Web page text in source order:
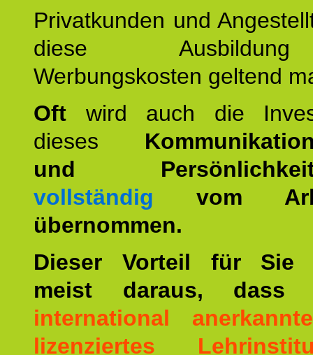
Privatkunden und
diese
Werbungskosten geltend
Oft wird auch die
dieses
und
vollständig vom
übernommen.
Dieser Vorteil für Sie
meist daraus,
international
lizenziertes